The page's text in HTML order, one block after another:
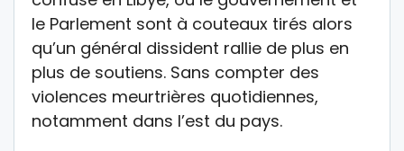
le Parlement sont à couteaux tirés alors
qu’un général dissident rallie de plus en
plus de soutiens. Sans compter des
violences meurtrières quotidiennes,
notamment dans l’est du pays.